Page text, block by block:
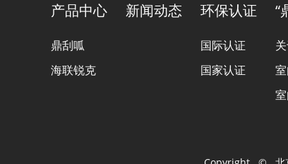
产品中心
鼎刮呱
海联锐克
新闻动态 环保认证
国际认证
国家认证
“